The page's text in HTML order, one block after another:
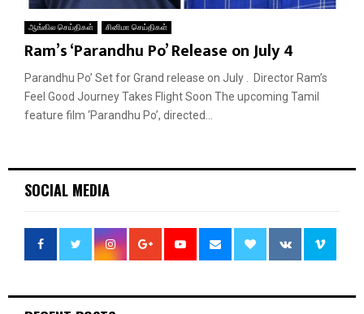
ஆங்கில செய்திகள் சினிமா செய்திகள்
Ram’s ‘Parandhu Po’ Release on July 4
Parandhu Po’ Set for Grand release on July . Director Ram’s
Feel Good Journey Takes Flight Soon The upcoming Tamil
feature film ‘Parandhu Po’, directed...
SOCIAL MEDIA